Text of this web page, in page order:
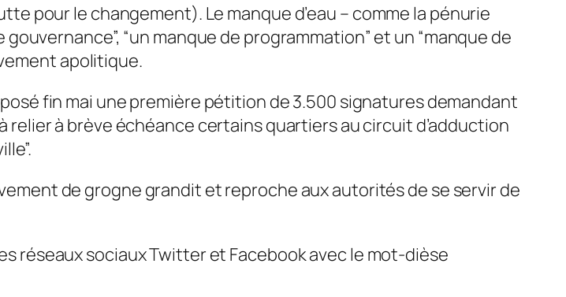
pour le changement). Le manque d’eau – comme la pénurie
“un manque de programmation” et un “manque de
apolitique.
fin mai une première pétition de 3.500 signatures demandant
relier à brève échéance certains quartiers au circuit d’adduction
de grogne grandit et reproche aux autorités de se servir de
réseaux sociaux Twitter et Facebook avec le mot-dièse